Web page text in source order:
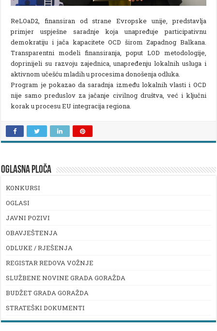
ReLOaD2, finansiran od strane Evropske unije, predstavlja
primjer uspješne saradnje koja unapređuje participativnu
demokratiju i jača kapacitete OCD širom Zapadnog Balkana.
Transparentni modeli finansiranja, poput LOD metodologije,
doprinijeli su razvoju zajednica, unapređenju lokalnih usluga i
aktivnom učešću mladih u procesima donošenja odluka.
Program je pokazao da saradnja između lokalnih vlasti i OCD
nije samo preduslov za jačanje civilnog društva, već i ključni
korak u procesu EU integracija regiona.
OGLASNA PLOČA
KONKURSI
OGLASI
JAVNI POZIVI
OBAVJEŠTENJA
ODLUKE / RJEŠENJA
REGISTAR REDOVA VOŽNJE
SLUŽBENE NOVINE GRADA GORAŽDA
BUDŽET GRADA GORAŽDA
STRATEŠKI DOKUMENTI